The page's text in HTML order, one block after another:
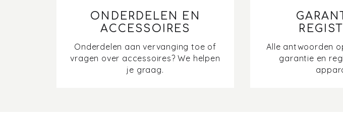
ONDERDELEN EN
ACCESSOIRES
Onderdelen aan vervanging toe of
vragen over accessoires? We helpen
je graag.
Alle antwoorden
garantie en